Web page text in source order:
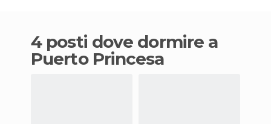
4 posti dove dormire a
Puerto Princesa